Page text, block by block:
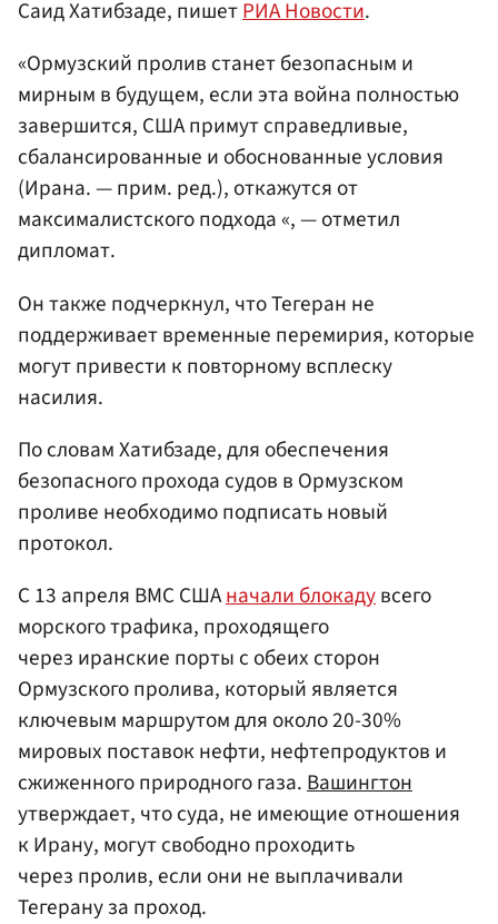
Саид Хатибзаде, пишетРИА Новости.
«Ормузский пролив станет безопасным и
мирным в будущем, если эта война полностью
завершится, США примут справедливые,
сбалансированные и обоснованные условия
(Ирана. — прим. ред.), откажутся от
максималистского подхода «, — отметил
дипломат.
Он также подчеркнул, что Тегеран не
поддерживает временные перемирия, которые
могут привести к повторному всплеску
насилия.
По словам Хатибзаде, для обеспечения
безопасного прохода судов в Ормузском
проливе необходимо подписать новый
протокол.
С 13 апреля ВМС СШАначали блокадувсего
морского трафика, проходящего
через иранские порты с обеих сторон
Ормузского пролива, который является
ключевым маршрутом для около 20-30%
мировых поставок нефти, нефтепродуктов и
сжиженного природного газа.Вашингтон
утверждает, что суда, не имеющие отношения
к Ирану, могут свободно проходить
через пролив, если они не выплачивали
Тегерану за проход.